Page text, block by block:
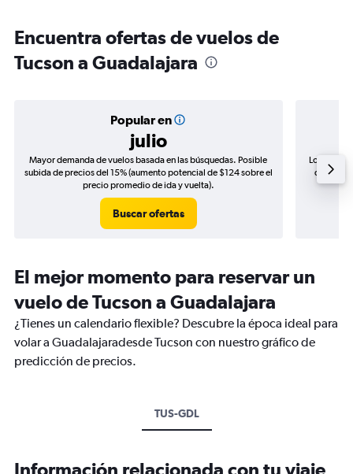
Encuentra ofertas de vuelos de
Tucson a Guadalajara
Popular en
julio
Mayor demanda de vuelos basada en las búsquedas. Posible
subida de precios del 15% (aumento potencial de $124 sobre el
precio promedio de ida y vuelta).
Buscar ofertas
Los
de
El mejor momento para reservar un
vuelo de Tucson a Guadalajara
¿Tienes un calendario flexible? Descubre la época ideal para
volar a Guadalajaradesde Tucson con nuestro gráfico de
predicción de precios.
TUS-GDL
Información relacionada con tu viaje